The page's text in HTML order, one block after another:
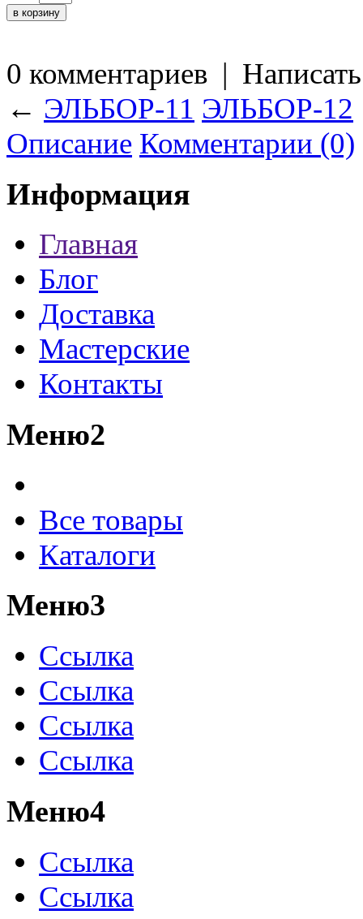
0 комментариев |
← ЭЛЬБОР-11 ЭЛЬБОР-12
Описание Комментарии (0)
Информация
Главная
Блог
Доставка
Мастерские
Контакты
Меню2
Все товары
Каталоги
Меню3
Ссылка
Ссылка
Ссылка
Ссылка
Меню4
Ссылка
Ссылка